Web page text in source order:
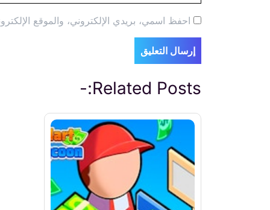
احفظ اسمي، بريدي الإلكتروني، والموقع
Related Posts:-